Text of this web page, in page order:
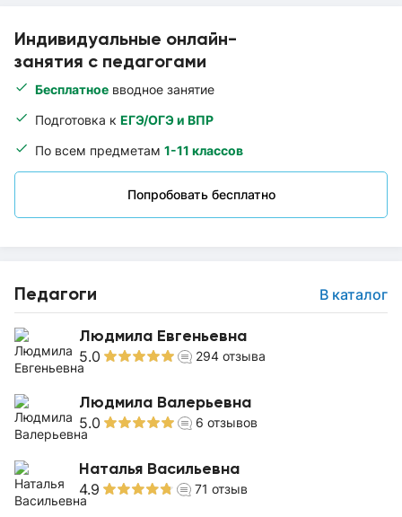
Индивидуальные онлайн-
занятия с педагогами
Бесплатное вводное занятие
Подготовка к ЕГЭ/ОГЭ и ВПР
По всем предметам 1-11 классов
Попробовать бесплатно
Педагоги В каталог
Людмила Евгеньевна
5.0 294 отзыва
Людмила Валерьевна
5.0 6 отзывов
Наталья Васильевна
4.9 71 отзыв